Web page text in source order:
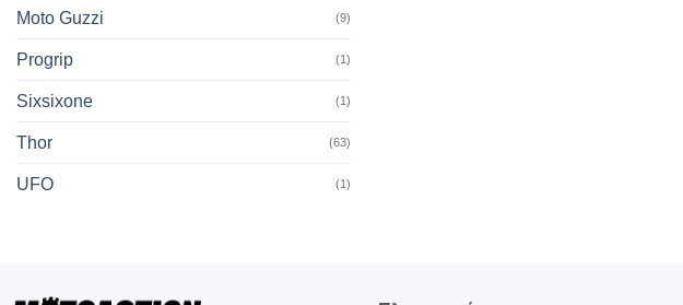
Moto Guzzi (9)
Progrip (1)
Sixsixone (1)
Thor (63)
UFO (1)